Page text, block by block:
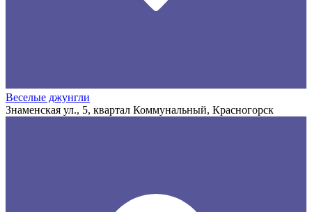
Веселые джунгли
Знаменская ул., 5, квартал Коммунальный, Красногорск